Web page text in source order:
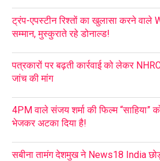
ट्रंप-एपस्टीन रिश्तों का खुलासा करने वाले
सम्मान, मुस्कुराते रहे डोनाल्ड!
पत्रकारों पर बढ़ती कार्रवाई को लेकर
जांच की मांग
4PM वाले संजय शर्मा की फिल्म “साहिया”
भेजकर अटका दिया है!
सबीना तामंग देशमुख ने News18 India